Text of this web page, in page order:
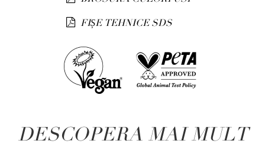
FIȘE TEHNICE SDS
DESCOPERA MAI MULT